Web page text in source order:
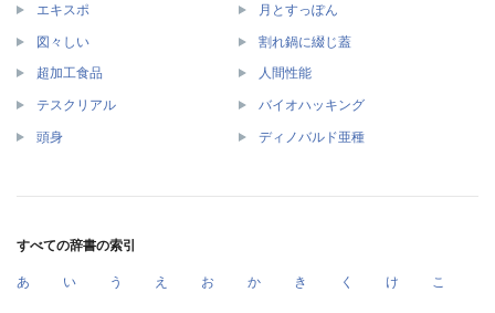
エキスポ 月とすっぽん
図々しい 割れ鍋に綴じ蓋
超加工食品 人間性能
テスクリアル バイオハッキング
頭身 ディノバルド亜種
すべての辞書の索引
あ い う え お か き く け こ